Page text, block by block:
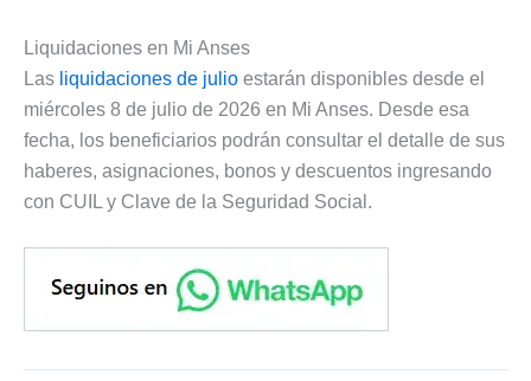
Liquidaciones en Mi Anses
Las liquidaciones de julio estarán disponibles desde el
miércoles 8 de julio de 2026 en Mi Anses. Desde esa
fecha, los beneficiarios podrán consultar el detalle de sus
haberes, asignaciones, bonos y descuentos ingresando
con CUIL y Clave de la Seguridad Social.